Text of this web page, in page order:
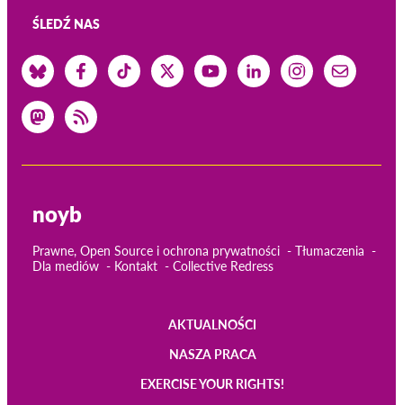
ŚLEDŹ NAS
noyb
Prawne, Open Source i ochrona prywatności
Tłumaczenia
Dla mediów
Kontakt Collective Redress
AKTUALNOŚCI
NASZA PRACA
EXERCISE YOUR RIGHTS!